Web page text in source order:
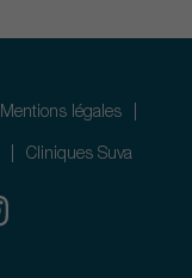
Mentions légales
Cliniques Suva